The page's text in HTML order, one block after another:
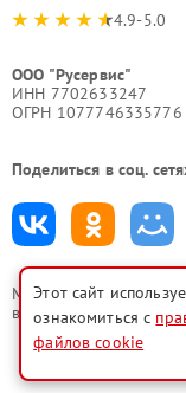
Мы принимаем
все формы оплаты
4.9-5.0
ООО "Русервис"
ИНН 7702633247
ОГРН 1077746335776
Поделиться в соц.
Этот сайт
ознакомиться с
файлов cookie